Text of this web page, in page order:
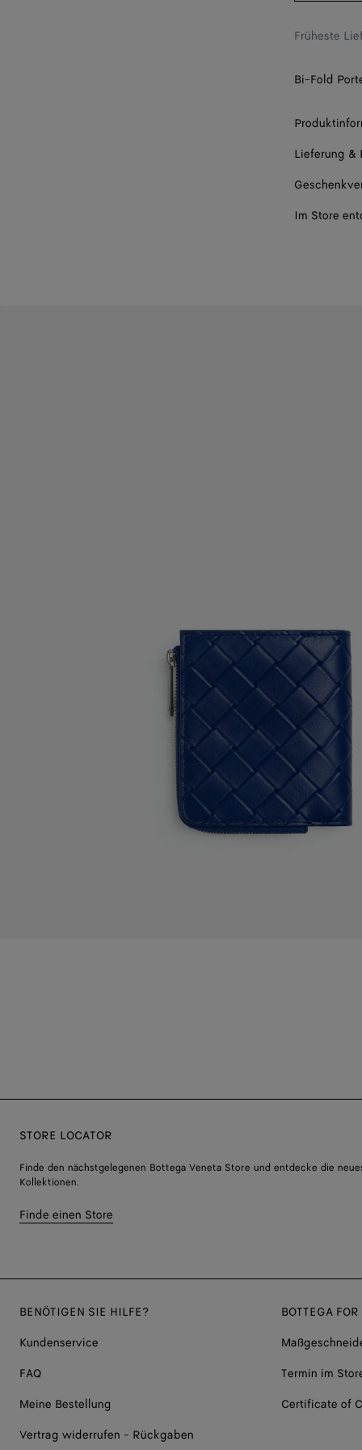
Früheste
Bi-Fold
Lieferung &
Im Store
STORE LOCATOR
Finde den nächstgelegenen Bottega Veneta Store und entdecke die
Kollektionen.
Finde einen Store
BENÖTIGEN SIE HILFE?
Kundenservice
FAQ
Meine Bestellung
Vertrag widerrufen - Rückgaben
BOTTEGA FOR
Termin im
Certificate of